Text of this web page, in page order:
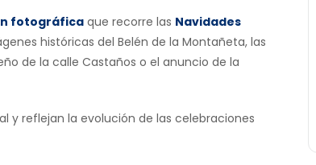
fotográfica que recorre las Navidades
históricas del Belén de la Montañeta, las
de la calle Castaños o el anuncio de la
y reflejan la evolución de las celebraciones